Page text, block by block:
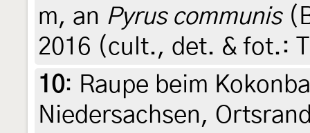
m, an Pyrus communis
2016 (cult., det. & fot.:
10: Raupe beim
Niedersachsen,